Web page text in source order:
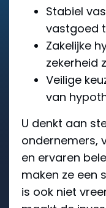
Stabiel
vastgoed
Zakelijke
zekerheid
Veilige
van
U denkt aan
ondernemers,
en ervaren
maken ze een
is ook niet